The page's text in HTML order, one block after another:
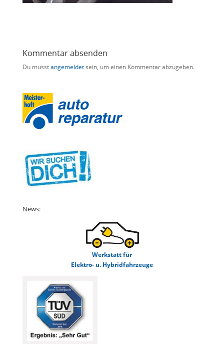
Kommentar absenden
Du musstangemeldetsein, um einen Kommentar abzugeben.
News:
Werkstatt für
Elektro- u. Hybridfahrzeuge